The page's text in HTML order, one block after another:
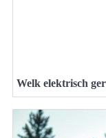
Welk elektrisch